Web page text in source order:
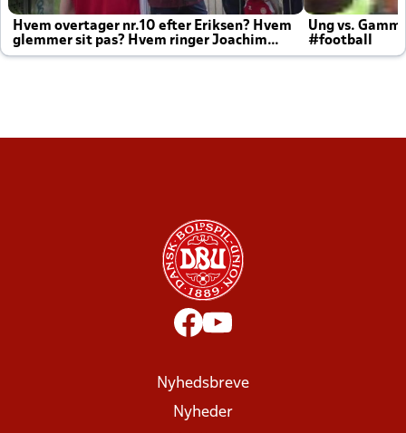
Hvem overtager nr.10 efter Eriksen? Hvem
glemmer sit pas? Hvem ringer Joachim
altid til efter kampe?
Ung vs.
#football
Nyhedsbreve
Nyheder